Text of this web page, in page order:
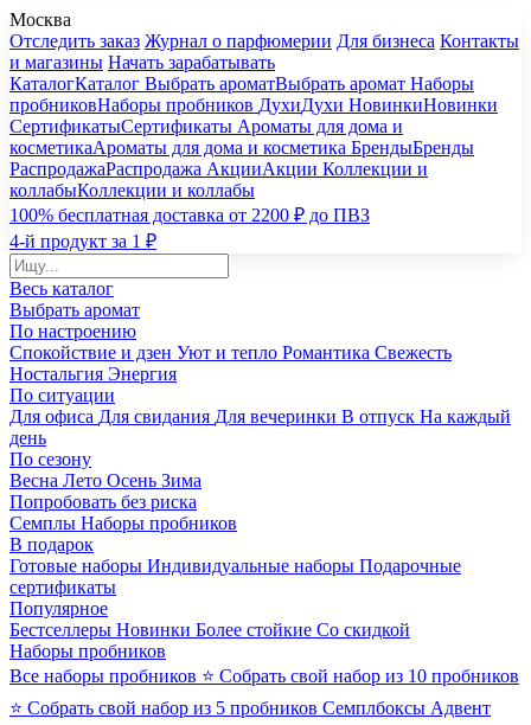
Москва
Отследить заказ Журнал о парфюмерии Для бизнеса Контакты
и магазины Начать зарабатывать
КаталогКаталог Выбрать ароматВыбрать аромат Наборы
пробниковНаборы пробников ДухиДухи НовинкиНовинки
СертификатыСертификаты Ароматы для дома и
косметикаАроматы для дома и косметика БрендыБренды
РаспродажаРаспродажа АкцииАкции Коллекции и
коллабыКоллекции и коллабы
100% бесплатная доставка от 2200 ₽ до ПВЗ
4-й продукт за 1 ₽
Весь каталог
Выбрать аромат
По настроению
Спокойствие и дзен Уют и тепло Романтика Свежесть
Ностальгия Энергия
По ситуации
Для офиса Для свидания Для вечеринки В отпуск На каждый
день
По сезону
Весна Лето Осень Зима
Попробовать без риска
Семплы Наборы пробников
В подарок
Готовые наборы Индивидуальные наборы Подарочные
сертификаты
Популярное
Бестселлеры Новинки Более стойкие Со скидкой
Наборы пробников
Все наборы пробников ⭐ Собрать свой набор из 10 пробников
⭐ Собрать свой набор из 5 пробников Семплбоксы Адвент